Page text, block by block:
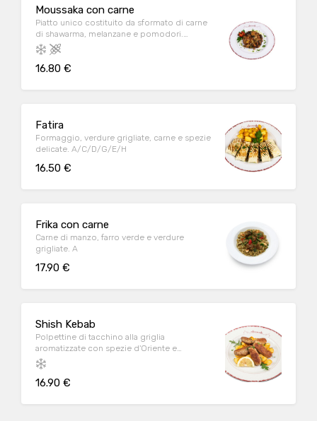
Moussaka con carne
Piatto unico costituito da sformato di carne
di shawarma, melanzane e pomodori.
C/D/E/G/H
16.80 €
Fatira
Formaggio, verdure grigliate, carne e spezie
delicate. A/C/D/G/E/H
16.50 €
Frika con carne
Carne di manzo, farro verde e verdure
grigliate. A
17.90 €
Shish Kebab
Polpettine di tacchino alla griglia
aromatizzate con spezie d'Oriente e
accompagnate da fresco Tabbulè, patate
con salsa harissa e salsa di melograno. A
16.90 €